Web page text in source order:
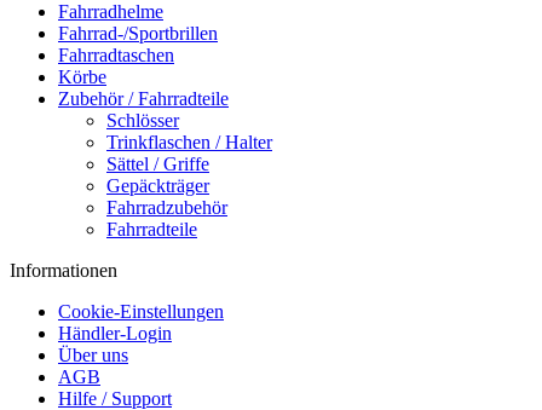
Fahrradhelme
Fahrrad-/Sportbrillen
Fahrradtaschen
Körbe
Zubehör / Fahrradteile
Schlösser
Trinkflaschen / Halter
Sättel / Griffe
Gepäckträger
Fahrradzubehör
Fahrradteile
Informationen
Cookie-Einstellungen
Händler-Login
Über uns
AGB
Hilfe / Support